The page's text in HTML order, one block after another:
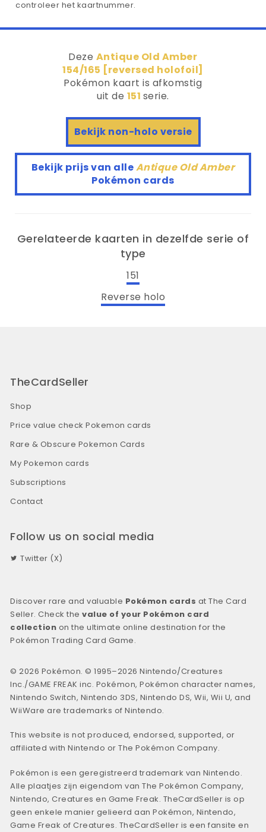
controleer het kaartnummer.
Deze Antique Old Amber
154/165 [reversed holofoil]
Pokémon kaart is afkomstig
uit de 151 serie.
Bekijk non-holo versie
Bekijk prijs van alleAntique Old Amber
Pokémon cards
Gerelateerde kaarten in dezelfde serie of
type
151
Reverse holo
TheCardSeller
Shop
Price value check Pokemon cards
Rare & Obscure Pokemon Cards
My Pokemon cards
Subscriptions
Contact
Follow us on social media
Twitter (X)
Discover rare and valuable Pokémon cards at The Card
Seller. Check thevalue of your Pokémon card
collection on the ultimate online destination for the
Pokémon Trading Card Game.
© 2026 Pokémon. © 1995–2026 Nintendo/Creatures
Inc./GAME FREAK inc. Pokémon, Pokémon character names,
Nintendo Switch, Nintendo 3DS, Nintendo DS, Wii, Wii U, and
WiiWare are trademarks of Nintendo.
This website is not produced, endorsed, supported, or
affiliated with Nintendo or The Pokémon Company.
Pokémon is een geregistreerd trademark van Nintendo.
Alle plaatjes zijn eigendom van The Pokémon Company,
Nintendo, Creatures en Game Freak. TheCardSeller is op
geen enkele manier gelieerd aan Pokémon, Nintendo,
Game Freak of Creatures. TheCardSeller is een fansite en